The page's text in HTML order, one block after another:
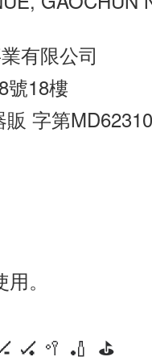
有限公司
號18樓
字第
。
🏑 🥍 🏏 ⛳️